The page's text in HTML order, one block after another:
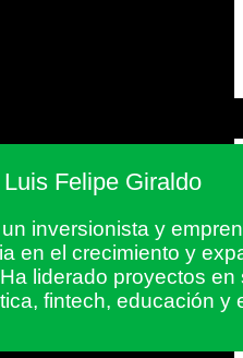
Luis Felipe Giraldo
inversionista y
en el crecimiento y
liderado proyectos en
fintech, educación y